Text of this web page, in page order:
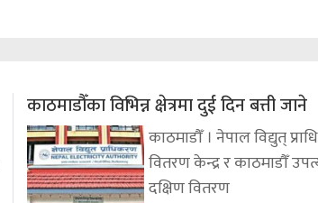
काठमाडौँका विभिन्न क्षेत्रमा दुई दिन बत्ती जाने
काठमाडौँ । नेपाल विद्युत्
वितरण केन्द्र र काठमाडौँ
दक्षिण वितरण